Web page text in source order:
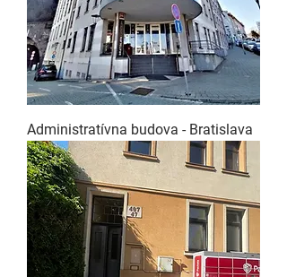
Administratívna budova - Bratislava